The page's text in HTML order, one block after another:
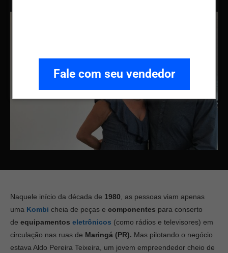
Fale com seu vendedor
Naquele início da década de 1980 , as pessoas viam apenas
uma Kombi cheia de peças e componentes para conserto
de equipamentos eletrônicos (como rádios e televisores) em
circulação nas ruas de Maringá (PR). Mas pilotando o negócio
estava Aldo Pereira Teixeira, um jovem empreendedor cheio de